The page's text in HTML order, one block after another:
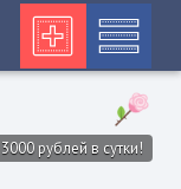
рублей в сутки!